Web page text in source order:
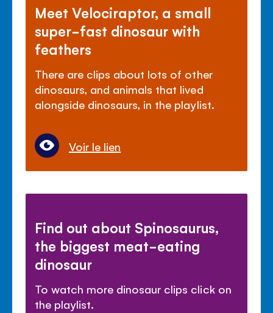
Meet Velociraptor, a small
super-fast dinosaur with
feathers
There are clips about lots of other
dinosaurs, and animals that lived
alongside dinosaurs, in the playlist.
Voir le lien
Find out about Spinosaurus,
the biggest meat-eating
dinosaur
To watch more dinosaur clips click on
the playlist.